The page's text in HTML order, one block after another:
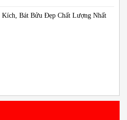
Kích, Bát Bửu Đẹp Chất Lượng Nhất